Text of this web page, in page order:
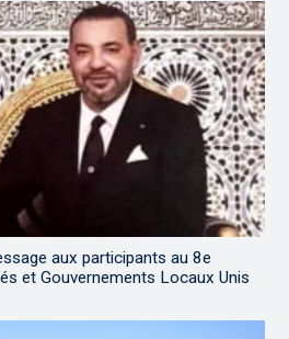
aux participants au 8e
et Gouvernements Locaux Unis